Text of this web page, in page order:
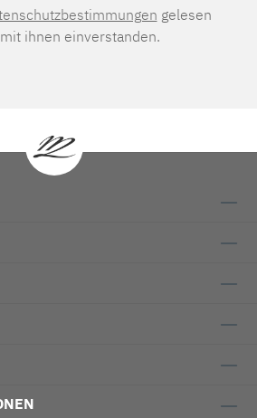
gelesen
ihnen einverstanden.